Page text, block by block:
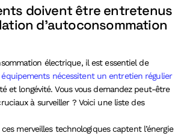
doivent être entretenus
d’autoconsommation
électrique, il est essentiel de
nécessitent un entretien régulier
et longévité. Vous vous demandez peut-être
à surveiller ? Voici une liste des
merveilles technologiques captent l’énergie